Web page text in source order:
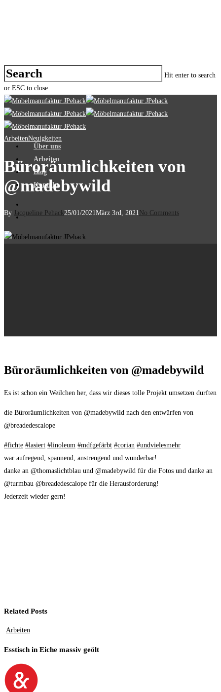
Hit enter to search
or ESC to close
Über uns
Arbeiten
Blog
Kontakt
ArbeitenNeuigkeiten
Büroräumlichkeiten von
@madebywild
By Jacqueline Pehack25/01/2021März 3rd, 2021 No Comments
Büroräumlichkeiten von @madebywild
Es ist schon ein Weilchen her, dass wir dieses tolle Projekt umsetzen durften
die Büroräumlichkeiten von @madebywild nach den entwürfen von
@breadedescalope
#fichte #lasiert #linoleum #mdfgefärbt #corian #undvielesmehr
war aufregend, spannend, anstrengend und wunderbar!
danke an @thomaslichtblau und @madebywild für die Fotos und danke an
@turmbau @breadedescalope für die Herausforderung!
Jederzeit wieder gern!
Related Posts
Arbeiten
Esstisch in Eiche massiv geölt